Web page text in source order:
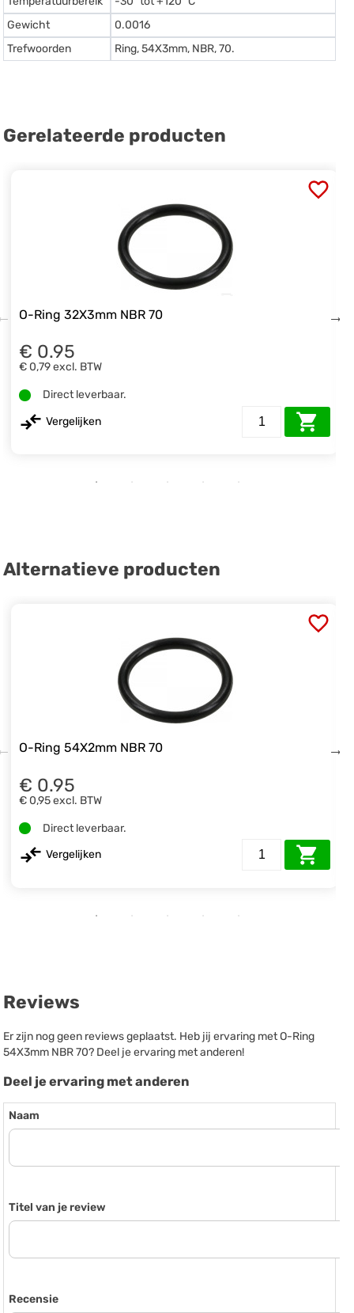
Gewicht
0.0016
Trefwoorden
Ring, 54X3mm, NBR, 70.
Gerelateerde producten
O-Ring 32X3mm NBR 70
€ 0.95
€ 0,79excl. BTW
Direct leverbaar.
Vergelijken
Alternatieve producten
O-Ring 54X2mm NBR 70
€ 0.95
€ 0,95excl. BTW
Direct leverbaar.
Vergelijken
Reviews
Er zijn nog geen reviews geplaatst. Heb jij ervaring met O-Ring
54X3mm NBR 70? Deel je ervaring met anderen!
Deel je ervaring met anderen
Naam
Titel van je review
Recensie